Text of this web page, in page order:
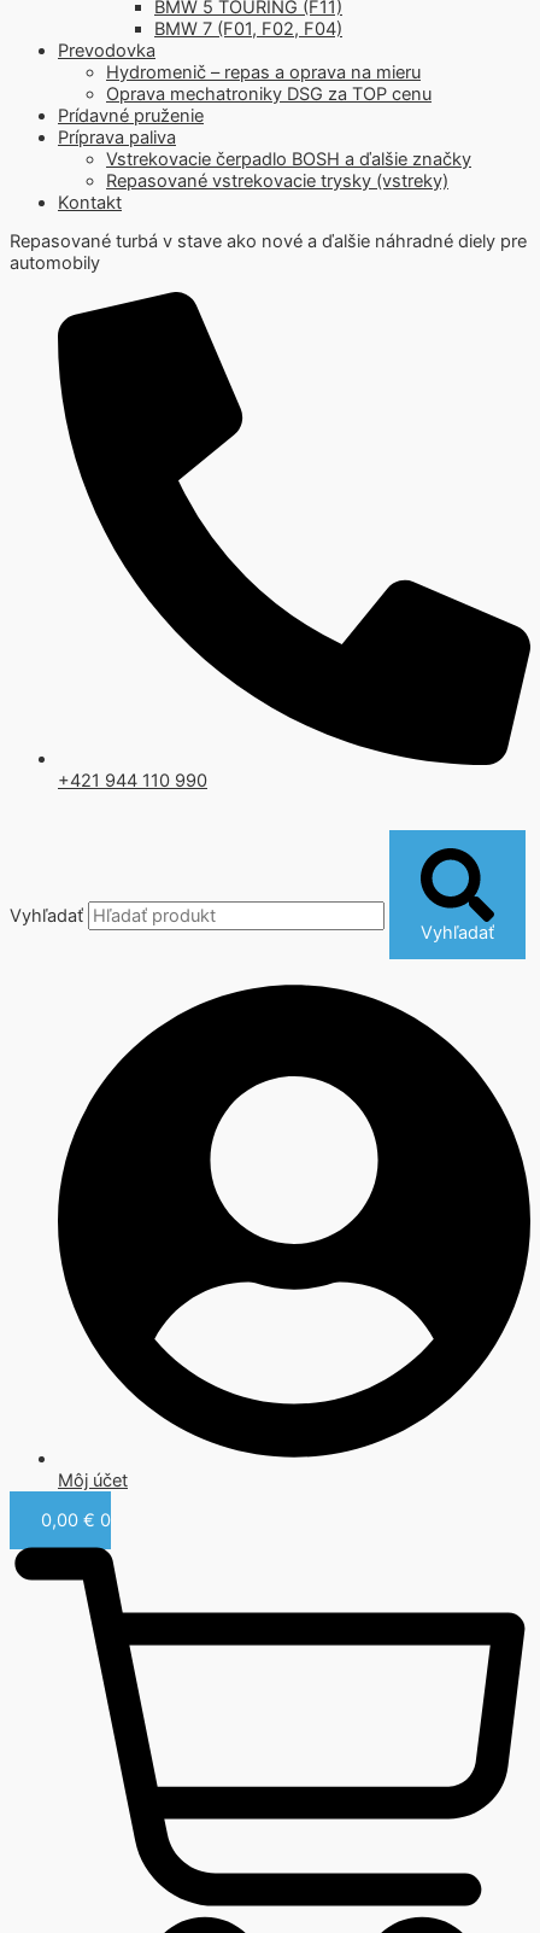
BMW 5 TOURING (F11)
BMW 7 (F01, F02, F04)
Prevodovka
Hydromenič – repas a oprava na mieru
Oprava mechatroniky DSG za TOP cenu
Prídavné pruženie
Príprava paliva
Vstrekovacie čerpadlo BOSH a ďalšie značky
Repasované vstrekovacie trysky (vstreky)
Kontakt
Repasované turbá v stave ako nové a ďalšie náhradné diely pre
automobily
+421 944 110 990
Vyhľadať
Vyhľadať
Môj účet
0,00 € 0